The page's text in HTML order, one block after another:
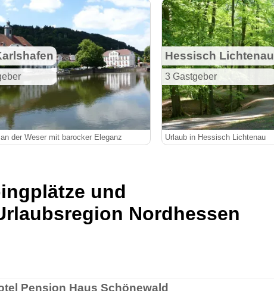
der Weser mit barocker Eleganz
Hessisch Lichtenau
3 Gastgeber
Urlaub in Hessisch Lichtenau
und
Nordhessen
Pension Haus Schönewald